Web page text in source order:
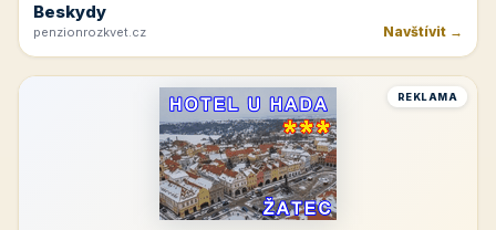
Beskydy
penzionrozkvet.cz Navštívit →
REKLAMA